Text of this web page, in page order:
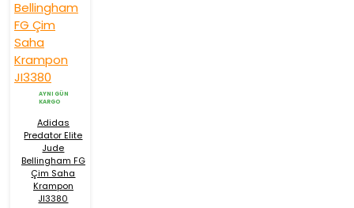
AYNI GÜN
KARGO
Adidas
Predator Elite
Jude
Bellingham FG
Çim Saha
Krampon
JI3380